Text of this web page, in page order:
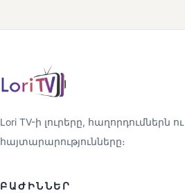
Lori TV-ի լուրերը, հաղորդումներն ու
հայտարարությունները։
ԲԱԺԻՆՆԵՐ